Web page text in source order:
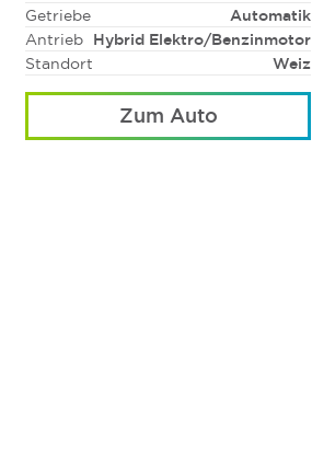
Getriebe
Automatik
Antrieb
Hybrid Elektro/Benzinmotor
Standort
Weiz
Zum Auto